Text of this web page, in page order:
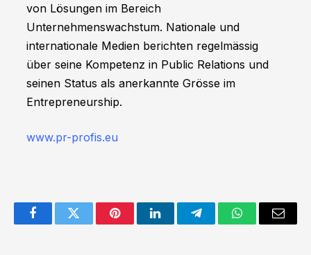
von Lösungen im Bereich
Unternehmenswachstum. Nationale und
internationale Medien berichten regelmässig
über seine Kompetenz in Public Relations und
seinen Status als anerkannte Grösse im
Entrepreneurship.
www.pr-profis.eu
FacebookTwitter PinterestLinkedInTelegramWhatsAppEmail